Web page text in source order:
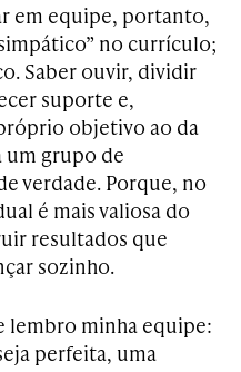
em equipe, portanto,
no currículo;
Saber ouvir, dividir
suporte e,
objetivo ao da
um grupo de
verdade. Porque, no
é mais valiosa do
resultados que
sozinho.
lembro minha equipe:
perfeita, uma